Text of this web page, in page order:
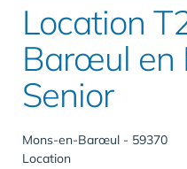
Location
Barœul en
Senior
Mons-en-Barœul - 59370
Location